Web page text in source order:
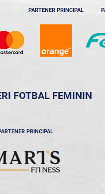
PARTENER PRINCIPAL
FOTBAL FEMININ
PRINCIPAL